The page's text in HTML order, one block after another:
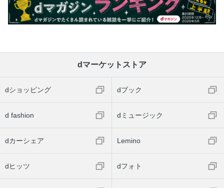
dマーケットストア
dショッピング dブック
d fashion dミュージック
dカーシェア Lemino
dヒッツ dフォト